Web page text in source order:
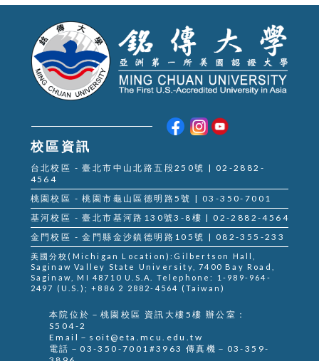
校區資訊
台北校區 - 臺北市中山北路五段250號 | 02-2882-
4564
桃園校區 - 桃園市龜山區德明路5號 | 03-350-7001
基河校區 - 臺北市基河路130號3-8樓 | 02-2882-4564
金門校區 - 金門縣金沙鎮德明路105號 | 082-355-233
美國分校(Michigan Location):Gilbertson Hall,
Saginaw Valley State University, 7400 Bay Road,
Saginaw, MI 48710 U.S.A. Telephone: 1-989-964-
2497 (U.S.); +886 2 2882-4564 (Taiwan)
本院位於－桃園校區 資訊大樓5樓 辦公室：
S504-2
Email－soit@eta.mcu.edu.tw
電話－03-350-7001#3963 傳真機－03-359-